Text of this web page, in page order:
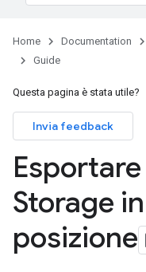
Home Documentation
Guide
Questa pagina è stata utile?
Invia feedback
Storage
posizione